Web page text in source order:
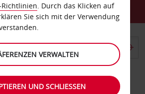
Richtlinien. Durch das Klicken auf
Sie sich mit der Verwendung
VERWALTEN
UND SCHLIESSEN